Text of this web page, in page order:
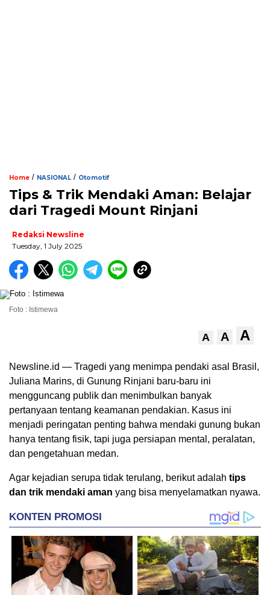
Home / NASIONAL / Otomotif
Tips & Trik Mendaki Aman: Belajar
dari Tragedi Mount Rinjani
Redaksi Newsline
Tuesday, 1 July 2025
Foto : Istimewa
A A A
Newsline.id — Tragedi yang menimpa pendaki asal Brasil,
Juliana Marins, di Gunung Rinjani baru-baru ini
mengguncang publik dan menimbulkan banyak
pertanyaan tentang keamanan pendakian. Kasus ini
menjadi peringatan penting bahwa mendaki gunung bukan
hanya tentang fisik, tapi juga persiapan mental, peralatan,
dan pengetahuan medan.
Agar kejadian serupa tidak terulang, berikut adalah tips
dan trik mendaki aman yang bisa menyelamatkan nyawa.